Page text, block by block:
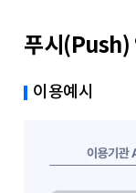
푸시(Push)
이용예시